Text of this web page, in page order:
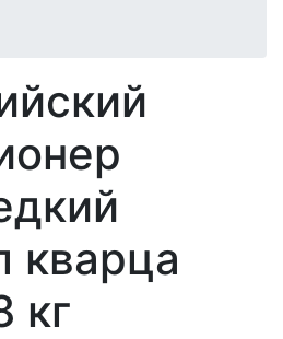
кварца
кг